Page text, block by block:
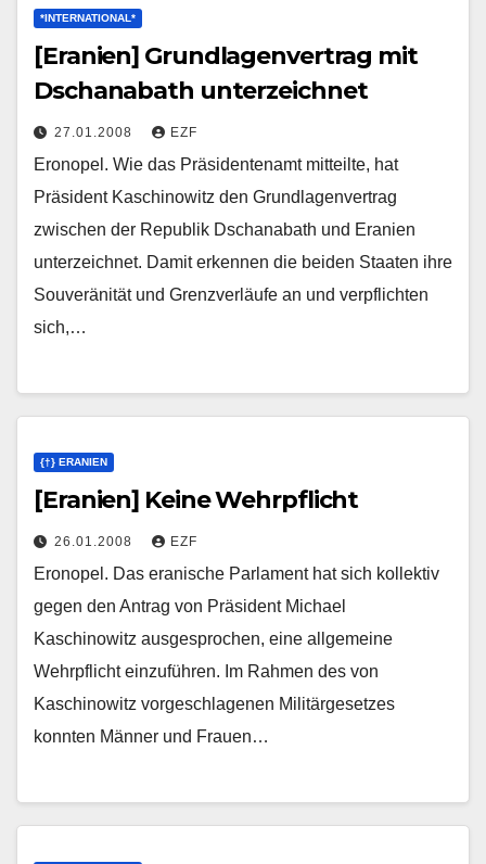
*INTERNATIONAL*
[Eranien] Grundlagenvertrag mit
Dschanabath unterzeichnet
27.01.2008 EZF
Eronopel. Wie das Präsidentenamt mitteilte, hat
Präsident Kaschinowitz den Grundlagenvertrag
zwischen der Republik Dschanabath und Eranien
unterzeichnet. Damit erkennen die beiden Staaten ihre
Souveränität und Grenzverläufe an und verpflichten
sich,…
{†} ERANIEN
[Eranien] Keine Wehrpflicht
26.01.2008 EZF
Eronopel. Das eranische Parlament hat sich kollektiv
gegen den Antrag von Präsident Michael
Kaschinowitz ausgesprochen, eine allgemeine
Wehrpflicht einzuführen. Im Rahmen des von
Kaschinowitz vorgeschlagenen Militärgesetzes
konnten Männer und Frauen…